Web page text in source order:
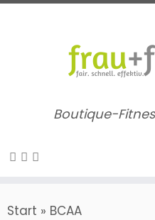
Zum
Boutique-
Start » BCAA